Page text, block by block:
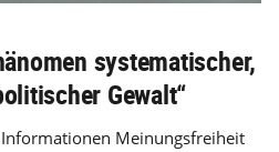
systematischer,
Gewalt“
Meinungsfreiheit